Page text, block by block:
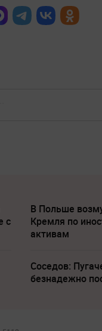
с
В Польше
Кремля по
активам
Соседов:
безнадежно